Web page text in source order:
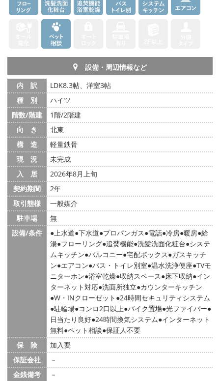
設備・周辺情報など
内 訳
LDK8.3帖、洋室3帖
種 別
ハイツ
階数/階建
1階/2階建
向 き
北東
構 造
軽量鉄骨
現 況
未完成
入 居
2026年8月上旬
契約期間
2年
取引態様
一般媒介
駐車場
無
設備/条件
上水道 下水道 プロパンガス 電話 冷房 暖房 給
湯 フローリング 追焚機能 洗髪洗面化粧台 システ
ムキッチン バルコニー 宅配ボックス ガスキッチ
ン エアコン バス・トイレ別室 温水洗浄便座 TVモ
ニターホン 浴室乾燥 収納スペース 床下収納 イン
ターネット対応 洗面所独立 カウンターキッチン
W・INクローゼット 24時間セキュリティシステム
駐輪場 コンロ2口以上 バイク置場 光ファイバー
日当たり良好 24時間換気システム インターネット
無料 ペット相談 保証人不要
保 険
加入要
保証会社
－
金銭備考
－